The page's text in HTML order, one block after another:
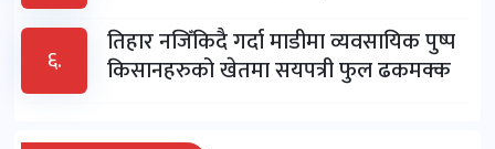
६.
तिहार नजिँकिदै गर्दा माडीमा व्यवसायिक पुष्प
किसानहरुको खेतमा सयपत्री फुल ढकमक्क